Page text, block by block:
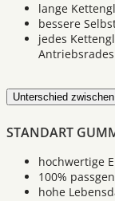
lange
bessere
jedes
Antriebsrades
Unterschied
STANDART
hochwertige
100%
hohe